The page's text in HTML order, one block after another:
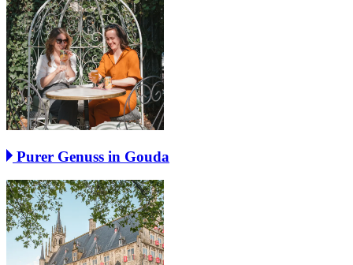
Purer Genuss in Gouda